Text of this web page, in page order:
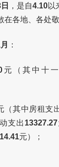
，是自4.10以
各地、各处敬
：
元（其中十
（其中房租支
支出 13327.27
元）；